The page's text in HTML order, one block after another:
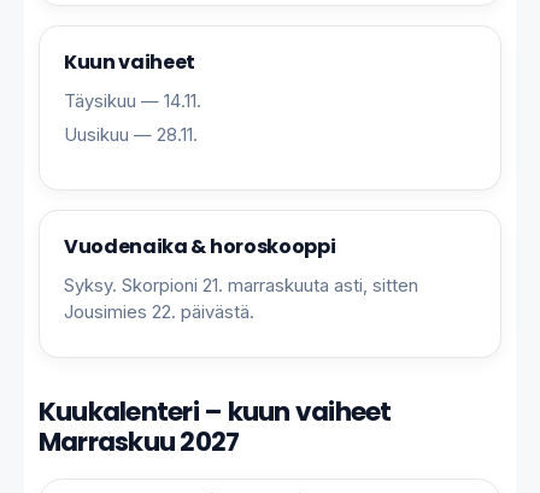
Kuun vaiheet
Täysikuu — 14.11.
Uusikuu — 28.11.
Vuodenaika & horoskooppi
Syksy. Skorpioni 21. marraskuuta asti, sitten
Jousimies 22. päivästä.
Kuukalenteri – kuun vaiheet
Marraskuu 2027